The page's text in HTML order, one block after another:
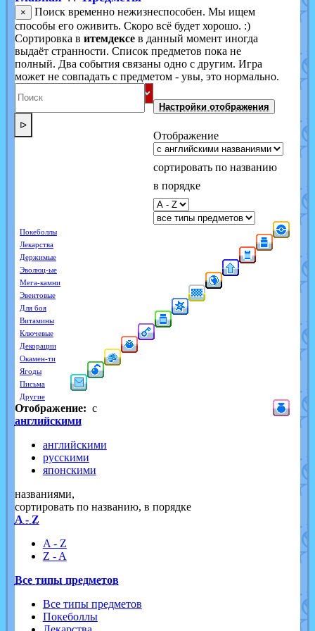
×
Поиск временно нежизнеспособен. Мы ищем
способы его оживить. Скоро всё будет хорошо. :)
Сортировка в итемдексев данный момент иногда
выдаёт странности. Список предметов пока не
полный. Два события связаны одно с другим. Игра
может не совпадать с предметом - увы, это нормально.
ᐅ
Настройки отображения
Отображение
сортировать по названию
в порядке
Покеболлы
Лекарства
Держимые
Эволюц-ые
Мега-камни
Эвентовые
Для боя
Витамины
Ключевые
Декорации
Окамен-ти
Ягоды
Письма
Другие
Отображение: с
английскими
английскими
русскими
японскими
названиями,
cортировать по названию, в порядке
A - Z
A - Z
Z - A
Все типы предметов
Все типы предметов
Покеболлы